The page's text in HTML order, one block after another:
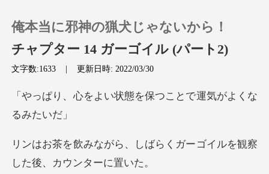
0
チャージ
閲覧履歴
俺本当に邪神の猟犬じゃないから！
チャプター 14 ガーゴイル (パート2)
文字数:1633 |更新日時: 2022/03/30
状態を保つことで運気
しばらくガーゴイルを観察